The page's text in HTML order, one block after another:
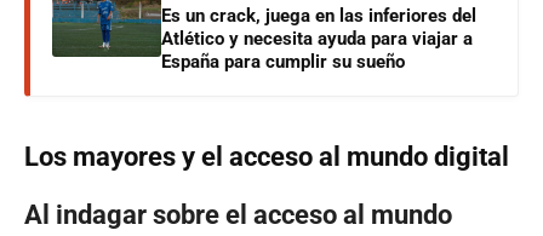
Es un crack, juega en las inferiores del
Atlético y necesita ayuda para viajar a
España para cumplir su sueño
Los mayores y el acceso al mundo digital
Al indagar sobre el acceso al mundo